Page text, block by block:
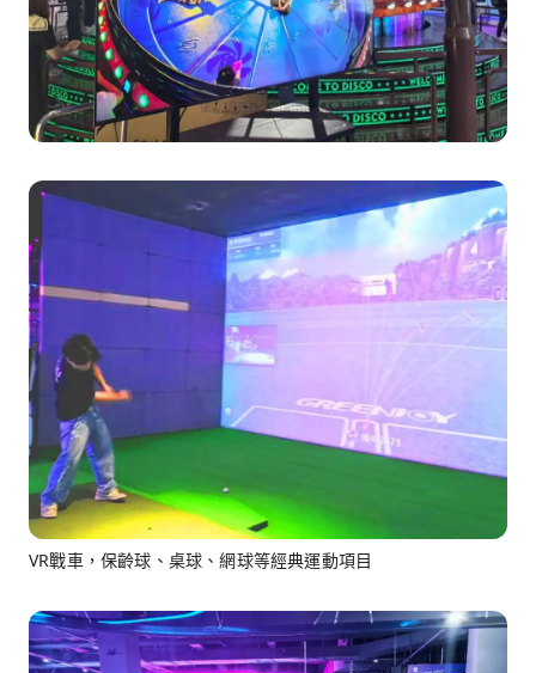
VR戰車，保齡球、桌球、網球等經典運動項目